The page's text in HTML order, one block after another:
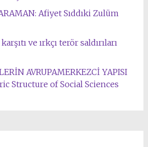
Afiyet Sıddıki Zulüm
ve ırkçı terör saldırıları
AVRUPAMERKEZCİ YAPISI
Structure of Social Sciences